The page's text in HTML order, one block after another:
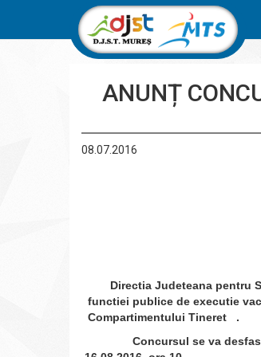
ANUNȚ
08.07.2016
Directia Judeteana pentru
functiei publice de executie
Compartimentului Tineret .
Concursul se va desfasura